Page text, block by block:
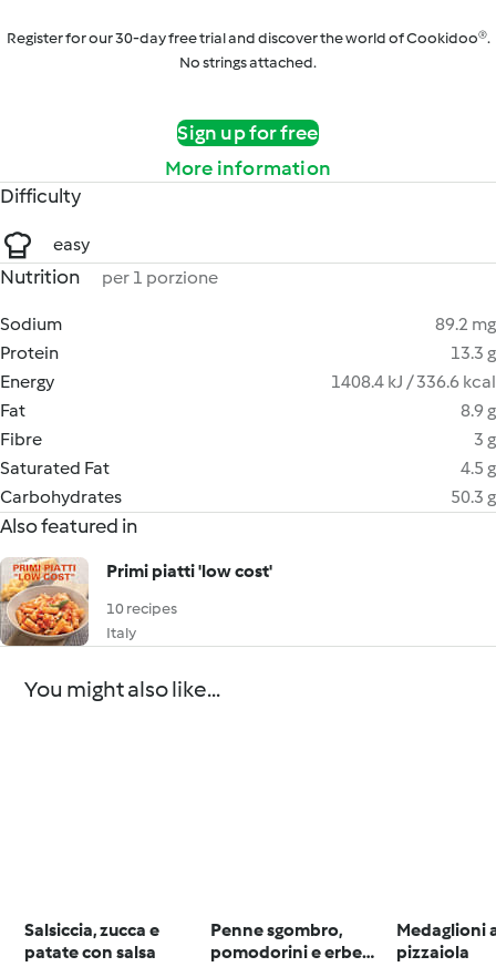
Register for our 30-day free trial and discover the world of Cookidoo®.
No strings attached.
Sign up for free
More information
Difficulty
easy
Nutrition per 1 porzione
Sodium
89.2 mg
Protein
13.3 g
Energy
1408.4 kJ / 336.6 kcal
Fat
8.9 g
Fibre
3 g
Saturated Fat
4.5 g
Carbohydrates
50.3 g
Also featured in
Primi piatti 'low cost'
10 recipes
Italy
You might also like...
Salsiccia, zucca e
patate con salsa
Penne sgombro,
pomodorini e erbe
Medaglioni
pizzaiola